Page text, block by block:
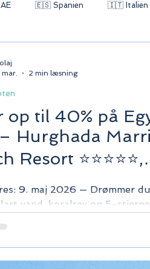
🇪🇸 Spanien 🇮🇹 Italien
op til 40% på
Hurghada
Resort ⭐⭐⭐⭐⭐,
9. maj 2026 — Drømmer
vand, koralrev og 5-
lige nu.
2 min læsning